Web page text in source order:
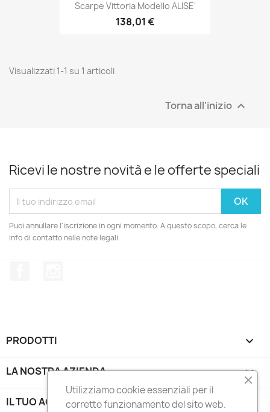
Scarpe Vittoria Modello ALISE'
138,01 €
Visualizzati 1-1 su 1 articoli
Torna all'inizio 
Ricevi le nostre novità e le offerte speciali
Puoi annullare l'iscrizione in ogni momento. A questo scopo, cerca le
info di contatto nelle note legali.
PRODOTTI 
LA NOSTRA AZIENDA 
IL TUO ACCOUNT
Utilizziamo cookie essenziali per il
corretto funzionamento del sito web.